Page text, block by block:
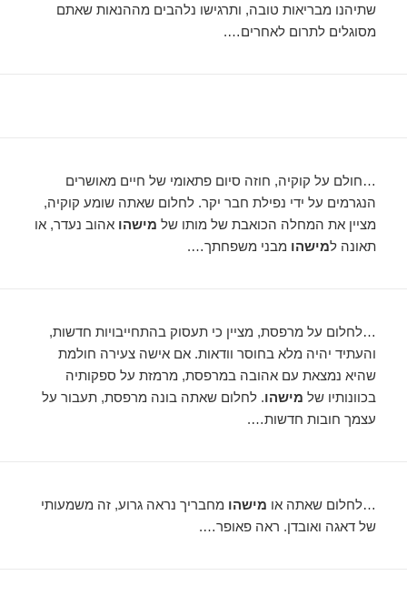
שתיהנו מבריאות טובה, ותרגישו נלהבים מההנאות שאתם
מסוגלים לתרום לאחרים….
…חולם על קוקיה, חוזה סיום פתאומי של חיים מאושרים
הנגרמים על ידי נפילת חבר יקר. לחלום שאתה שומע קוקיה,
מציין את המחלה הכואבת של מותו של מישהו אהוב נעדר, או
תאונה למישהו מבני משפחתך….
…לחלום על מרפסת, מציין כי תעסוק בהתחייבויות חדשות,
והעתיד יהיה מלא בחוסר וודאות. אם אישה צעירה חולמת
שהיא נמצאת עם אהובה במרפסת, מרמזת על ספקותיה
בכוונותיו של מישהו. לחלום שאתה בונה מרפסת, תעבור על
עצמך חובות חדשות….
…לחלום שאתה או מישהו מחבריך נראה גרוע, זה משמעותי
של דאגה ואובדן. ראה פאופר….